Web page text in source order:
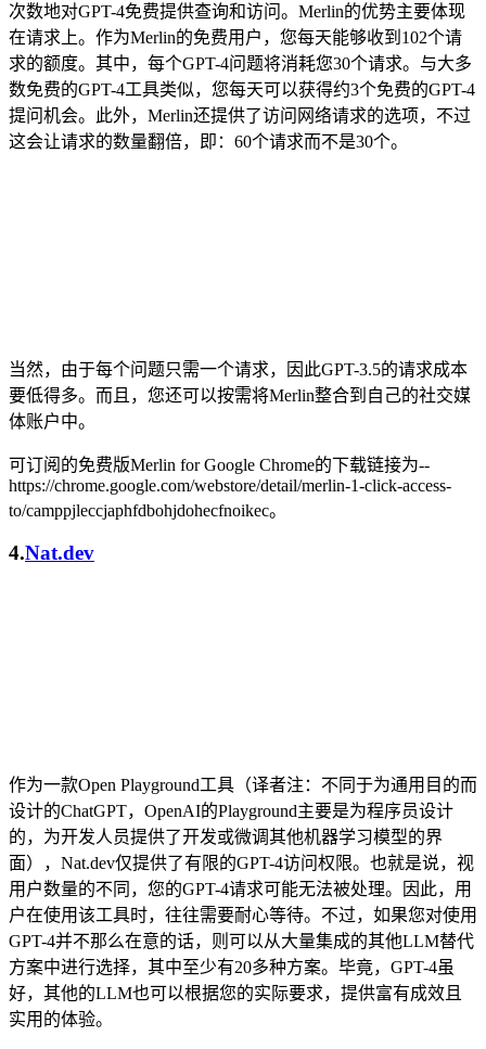
次数地对GPT-4免费提供查询和访问。Merlin的优势主要体现
在请求上。作为Merlin的免费用户，您每天能够收到102个请
求的额度。其中，每个GPT-4问题将消耗您30个请求。与大多
数免费的GPT-4工具类似，您每天可以获得约3个免费的GPT-4
提问机会。此外，Merlin还提供了访问网络请求的选项，不过
这会让请求的数量翻倍，即：60个请求而不是30个。
当然，由于每个问题只需一个请求，因此GPT-3.5的请求成本
要低得多。而且，您还可以按需将Merlin整合到自己的社交媒
体账户中。
可订阅的免费版Merlin for Google Chrome的下载链接为--
https://chrome.google.com/webstore/detail/merlin-1-click-access-
to/camppjleccjaphfdbohjdohecfnoikec。
4.Nat.dev
作为一款Open Playground工具（译者注：不同于为通用目的而
设计的ChatGPT，OpenAI的Playground主要是为程序员设计
的，为开发人员提供了开发或微调其他机器学习模型的界
面），Nat.dev仅提供了有限的GPT-4访问权限。也就是说，视
用户数量的不同，您的GPT-4请求可能无法被处理。因此，用
户在使用该工具时，往往需要耐心等待。不过，如果您对使用
GPT-4并不那么在意的话，则可以从大量集成的其他LLM替代
方案中进行选择，其中至少有20多种方案。毕竟，GPT-4虽
好，其他的LLM也可以根据您的实际要求，提供富有成效且
实用的体验。